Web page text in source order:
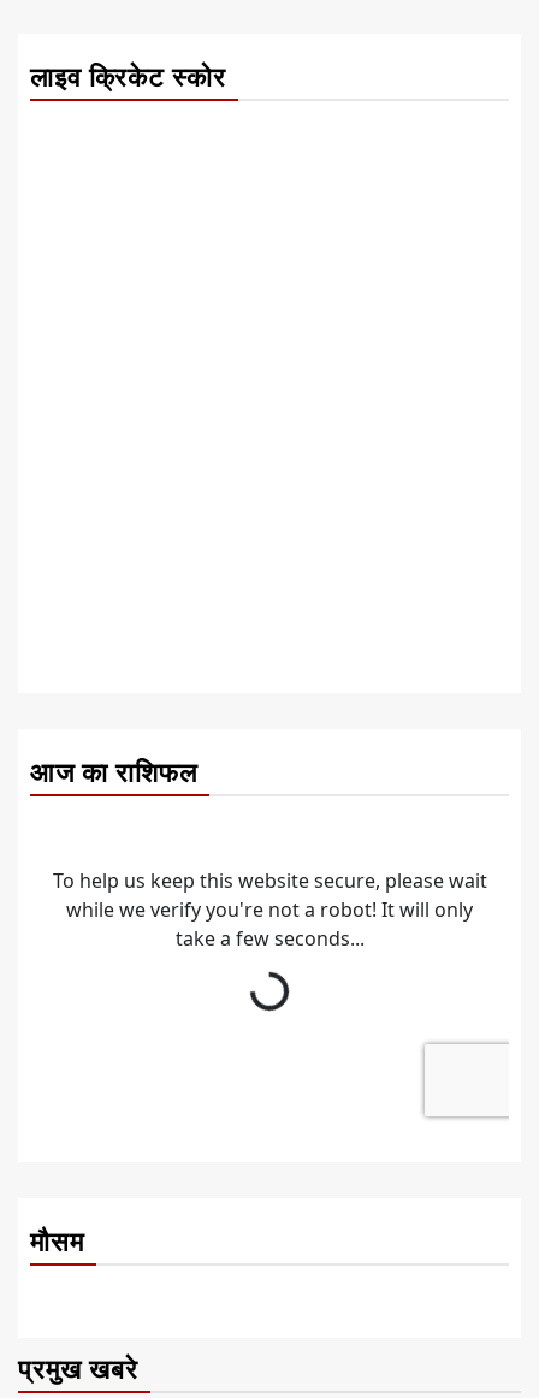
लाइव क्रिकेट स्कोर
आज का राशिफल
मौसम
प्रमुख खबरे